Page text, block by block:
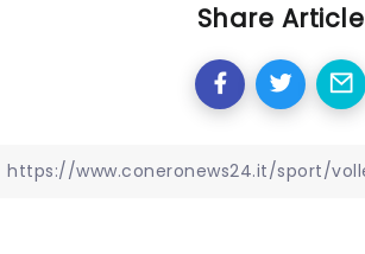
Share Article